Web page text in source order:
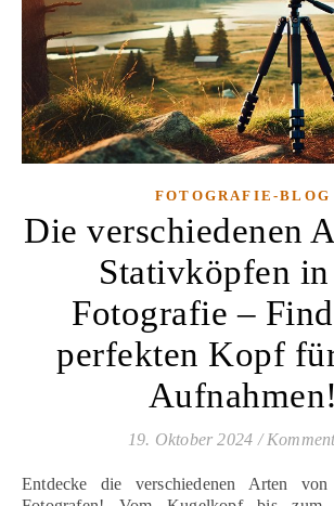
FOTOGRAFIE-BLOG
Die verschiedenen
Stativköpfen
Fotografie –
perfekten Kopf
Aufnahmen!
19. Oktober 2024 /
Entdecke die verschiedenen Arten von Stativköpfen für